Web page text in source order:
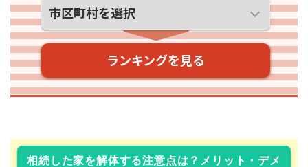
相続した家を解体する注意点は？メリット・デメ